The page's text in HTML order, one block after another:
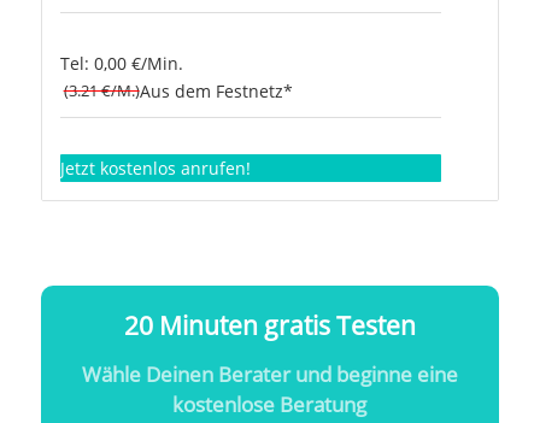
Tel: 0,00 €/Min.
(3.21 €/M.)Aus dem Festnetz*
Jetzt kostenlos anrufen!
20 Minuten gratis Testen
Wähle Deinen Berater und beginne eine
kostenlose Beratung